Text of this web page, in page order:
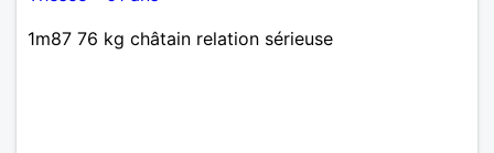
1m87 76 kg châtain relation sérieuse